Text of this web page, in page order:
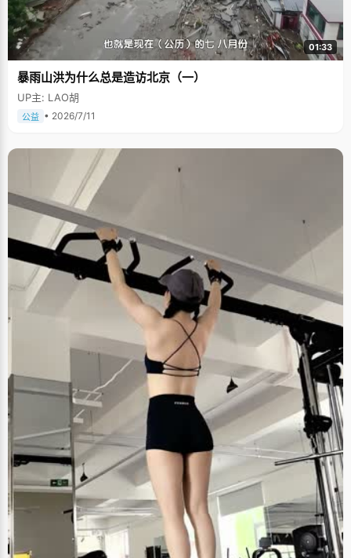
01:33
暴雨山洪为什么总是造访北京（一）
UP主: LAO胡
公益 • 2026/7/11